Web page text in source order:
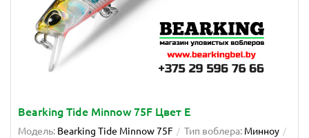
Bearking Tide Minnow 75F Цвет E
Модель: Bearking Tide Minnow 75F Тип воблера: Минноу